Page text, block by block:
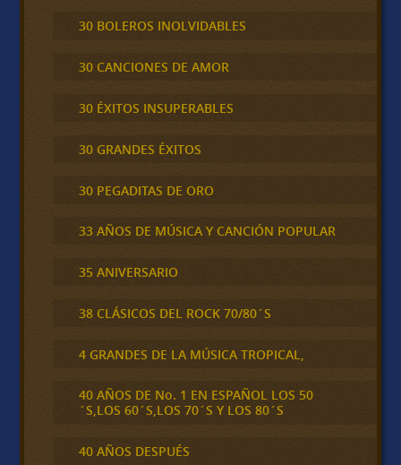
30 BOLEROS INOLVIDABLES
30 CANCIONES DE AMOR
30 ÉXITOS INSUPERABLES
30 GRANDES ÉXITOS
30 PEGADITAS DE ORO
33 AÑOS DE MÚSICA Y CANCIÓN POPULAR
35 ANIVERSARIO
38 CLÁSICOS DEL ROCK 70/80´S
4 GRANDES DE LA MÚSICA TROPICAL,
40 AÑOS DE No. 1 EN ESPAÑOL LOS 50
´S,LOS 60´S,LOS 70´S Y LOS 80´S
40 AÑOS DESPUÉS